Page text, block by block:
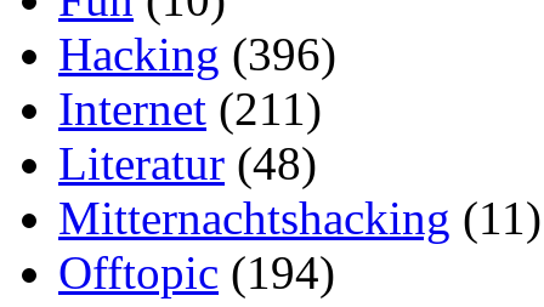
Hacking (396)
Internet (211)
Literatur (48)
Mitternachtshacking (11)
Offtopic (194)